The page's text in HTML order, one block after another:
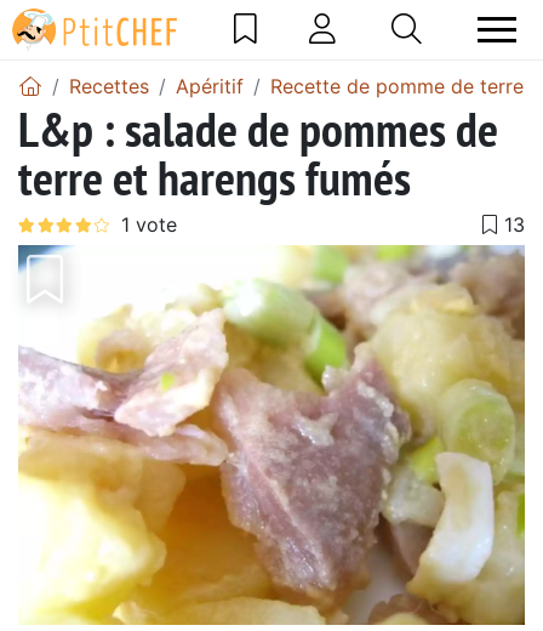
Recettes Apéritif Recette de pomme de terre
L&p : salade de pommes de
terre et harengs fumés